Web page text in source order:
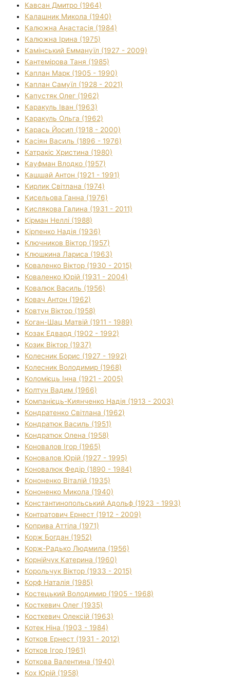
Кавсан Дмитро (1964)
Калашник Микола (1940)
Калюжна Анастасія (1984)
Калюжна Ірина (1975)
Камінський Еммануїл (1927 - 2009)
Кантемірова Таня (1985)
Каплан Марк (1905 - 1990)
Каплан Самуїл (1928 - 2021)
Капустяк Олег (1962)
Каракуль Іван (1963)
Каракуль Ольга (1962)
Карась Йосип (1918 - 2000)
Касіян Василь (1896 - 1976)
Катракіс Христина (1980)
Кауфман Влодко (1957)
Кашшай Антон (1921 - 1991)
Кирлик Світлана (1974)
Кисельова Ганна (1976)
Кислякова Галина (1931 - 2011)
Кірман Неллі (1988)
Кірпенко Надія (1936)
Ключников Віктор (1957)
Клюшкина Лариса (1963)
Коваленко Віктор (1930 - 2015)
Коваленко Юрій (1931 - 2004)
Ковалюк Василь (1956)
Ковач Антон (1962)
Ковтун Віктор (1958)
Коган-Шац Матвій (1911 - 1989)
Козак Едвард (1902 - 1992)
Козик Віктор (1937)
Колесник Борис (1927 - 1992)
Колесник Володимир (1968)
Коломієць Інна (1921 - 2005)
Колтун Вадим (1966)
Компанієць-Киянченко Надія (1913 - 2003)
Кондратенко Світлана (1962)
Кондратюк Василь (1951)
Кондратюк Олена (1958)
Коновалов Ігор (1965)
Коновалов Юрій (1927 - 1995)
Коновалюк Федір (1890 - 1984)
Кононенко Віталій (1935)
Кононенко Микола (1940)
Константинопольський Адольф (1923 - 1993)
Контратович Ернест (1912 - 2009)
Коприва Аттіла (1971)
Корж Богдан (1952)
Корж-Радько Людмила (1956)
Корнійчук Катерина (1960)
Корольчук Віктор (1933 - 2015)
Корф Наталія (1985)
Костецький Володимир (1905 - 1968)
Косткевич Олег (1935)
Косткевич Олексій (1963)
Котек Ніна (1903 - 1984)
Котков Ернест (1931 - 2012)
Котков Ігор (1961)
Коткова Валентина (1940)
Кох Юрій (1958)